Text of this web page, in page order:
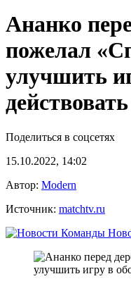
Ананко
пожелал
улучшить
Поделиться в соцсетях
15.10.2022, 14:02
Автор: Modern
Источник: matchtv.ru